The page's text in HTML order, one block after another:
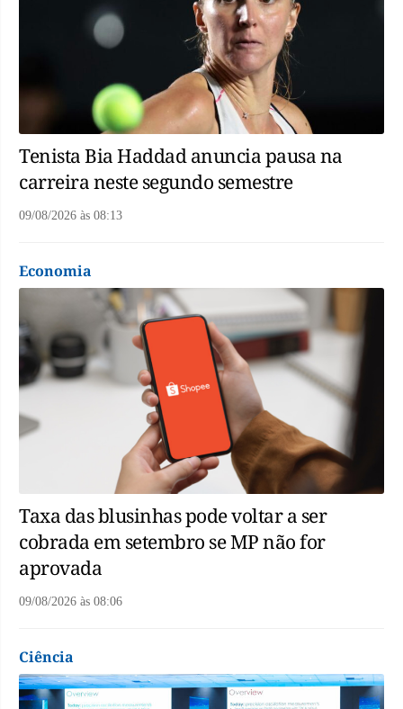
Tenista Bia Haddad anuncia pausa na
carreira neste segundo semestre
09/08/2026 às 08:13
Economia
Taxa das blusinhas pode voltar a ser
cobrada em setembro se MP não for
aprovada
09/08/2026 às 08:06
Ciência